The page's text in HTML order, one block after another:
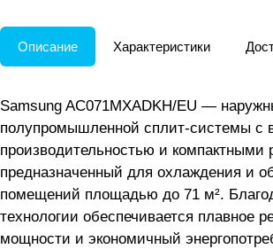
Описание Характеристики
Samsung AC071MXADKH/EU —
полупромышленной сплит-системы с
производительностью и компактными
предназначенный для охлаждения и
помещений площадью до 71 м².
технологии обеспечивается плавное
мощности и экономичный